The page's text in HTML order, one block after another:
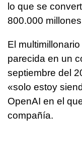
lo que se
800.000
El
parecida en un
septiembre del
«solo estoy
OpenAI en el
compañía.